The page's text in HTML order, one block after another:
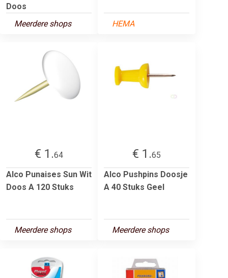
Doos
Meerdere shops
HEMA
€ 1.64
Alco Punaises Sun Wit
Doos A 120 Stuks
Meerdere shops
€ 1.65
Alco Pushpins Doosje
A 40 Stuks Geel
Meerdere shops